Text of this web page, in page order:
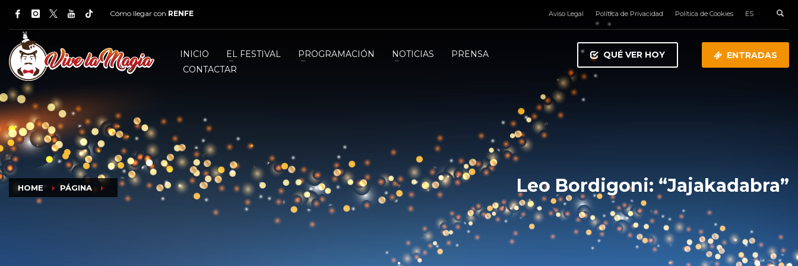
Cómo llegar con RENFE Aviso Legal Política de Privacidad Política de Cookies ES
INICIO EL FESTIVAL PROGRAMACIÓN NOTICIAS
PRENSA
CONTACTAR
QUÉ VER HOY ENTRADAS
HOME PÁGINA Leo Bordigoni: “Jajakadabra”